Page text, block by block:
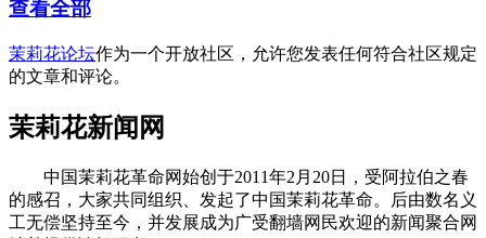
查看全部
茉莉花论坛作为一个开放社区，允许您发表任何符合社区规定
的文章和评论。
茉莉花新闻网
中国茉莉花革命网始创于2011年2月20日，受阿拉伯之春
的感召，大家共同组织、发起了中国茉莉花革命。后由数名义
工无偿坚持至今，并发展成为广受翻墙网民欢迎的新闻聚合网